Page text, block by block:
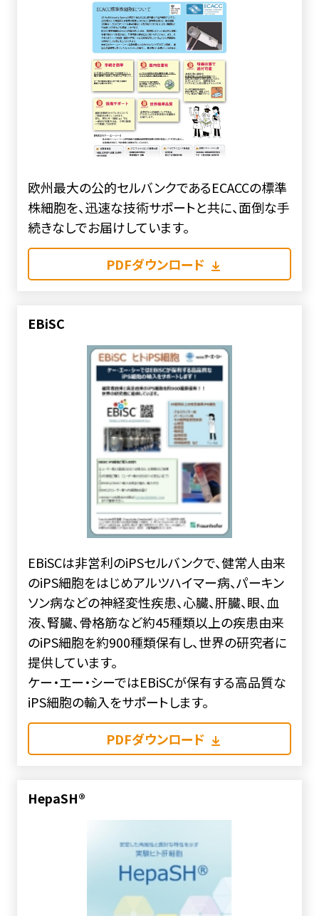
欧州最大の公的セルバンクであるECACCの標準
株細胞を、迅速な技術サポートと共に、面倒な手
続きなしでお届けしています。
PDFダウンロード
EBiSC
EBiSCは非営利のiPSセルバンクで、健常人由来
のiPS細胞をはじめアルツハイマー病、パーキン
ソン病などの神経変性疾患、心臓、肝臓、眼、血
液、腎臓、骨格筋など約45種類以上の疾患由来
のiPS細胞を約900種類保有し、世界の研究者に
提供しています。
ケー・エー・シーではEBiSCが保有する高品質な
iPS細胞の輸入をサポートします。
PDFダウンロード
HepaSH®